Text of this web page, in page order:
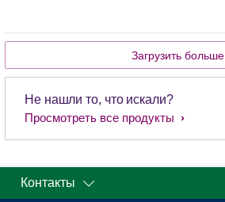
Загрузить больше
Не нашли то, что искали?
Просмотреть все продукты
Контакты